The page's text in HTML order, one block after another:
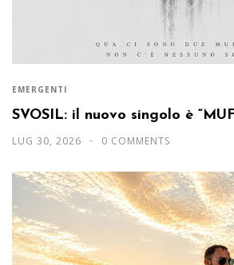
EMERGENTI
SVOSIL: il nuovo singolo è
LUG 30, 2026 0 COMMENTS